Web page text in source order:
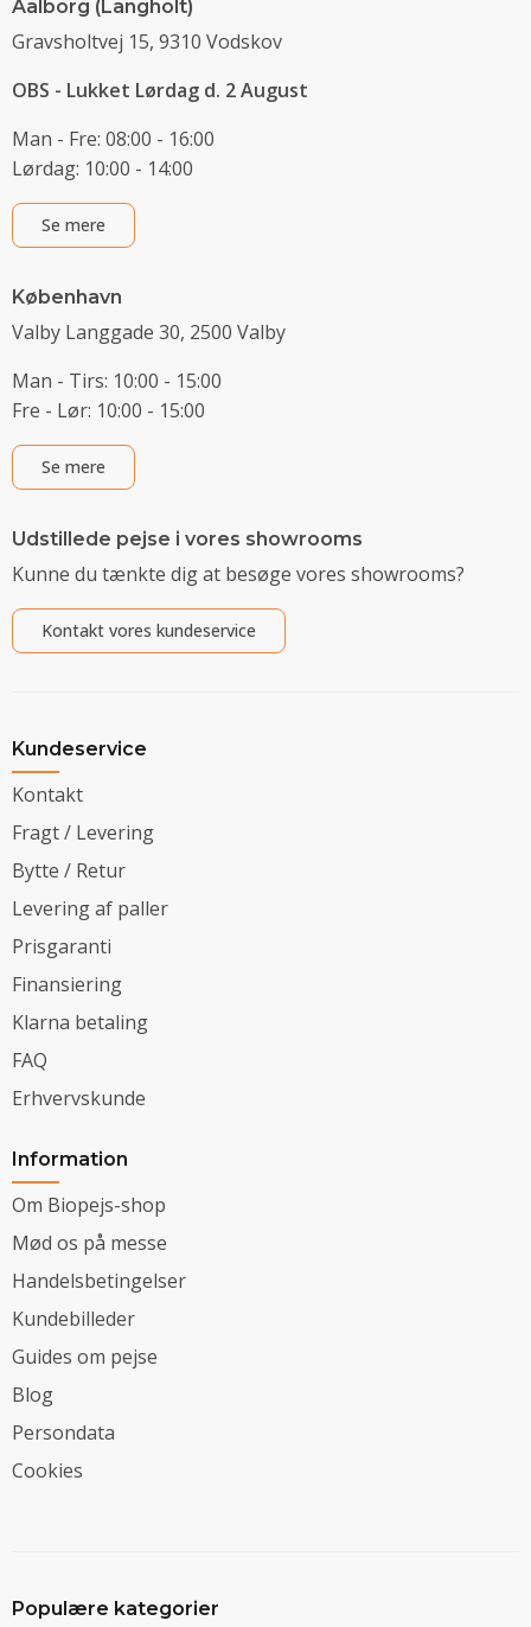
Aalborg (Langholt)
Gravsholtvej 15, 9310 Vodskov
OBS - Lukket Lørdag d. 2 August
Man - Fre: 08:00 - 16:00
Lørdag: 10:00 - 14:00
Se mere
København
Valby Langgade 30, 2500 Valby
Man - Tirs: 10:00 - 15:00
Fre - Lør: 10:00 - 15:00
Se mere
Udstillede pejse i vores showrooms
Kunne du tænkte dig at besøge vores showrooms?
Kontakt vores kundeservice
Kundeservice
Kontakt
Fragt / Levering
Bytte / Retur
Levering af paller
Prisgaranti
Finansiering
Klarna betaling
FAQ
Erhvervskunde
Information
Om Biopejs-shop
Mød os på messe
Handelsbetingelser
Kundebilleder
Guides om pejse
Blog
Persondata
Cookies
Populære kategorier